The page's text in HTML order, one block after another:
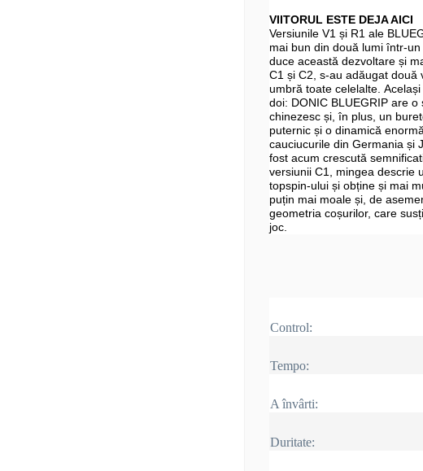
VIITORUL ESTE DEJA AICI
Versiunile V1 și R1 ale
mai bun din două lumi într-
duce această dezvoltare și
C1 și C2, s-au adăugat două
umbră toate celelalte.
doi: DONIC BLUEGRIP are
chinezesc și, în plus, un
puternic și o dinamică
cauciucurile din Germania și
fost acum crescută
versiunii C1, mingea descrie
topspin-ului și obține și mai
puțin mai moale și, de
geometria coșurilor, care
joc.
Control:
Tempo:
A învârti:
Duritate: